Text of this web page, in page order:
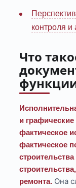
контроля и
Что
функции
и
фактическое
фактическое
ремонта. Она